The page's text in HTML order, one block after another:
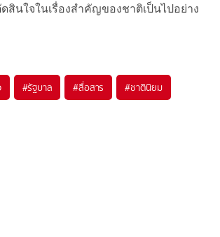
นใจในเรื่องสำคัญของชาติเป็นไปอย่าง
#รัฐบาล #สื่อสาร #ชาตินิยม